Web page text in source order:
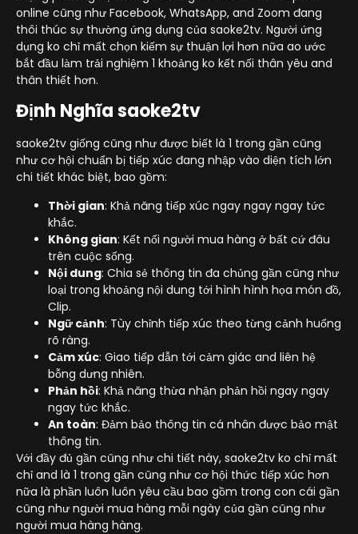
online cũng như Facebook, WhatsApp, and Zoom đang
thôi thúc sự thường ứng dụng của saoke2tv. Người ứng
dụng ko chỉ mất chọn kiếm sự thuận lợi hơn nữa ao ước
bắt đầu làm trải nghiệm 1 khoảng ko kết nối thân yêu and
thân thiết hơn.
Định Nghĩa saoke2tv
saoke2tv giống cũng như được biết là 1 trong gần cũng
như cơ hội chuẩn bị tiếp xúc đang nhập vào diện tích lớn
chi tiết khác biệt, bao gồm:
Thời gian: Khả năng tiếp xúc ngay ngay ngay tức
khắc.
Không gian: Kết nối người mua hàng ở bất cứ đâu
trên cuộc sống.
Nội dung: Chia sẻ thông tin đa chủng gần cũng như
loại trong khoảng nội dung tới hình hình họa món đồ,
Clip.
Ngữ cảnh: Tùy chỉnh tiếp xúc theo từng cảnh huống
rõ ràng.
Cảm xúc: Giao tiếp dẫn tới cảm giác and liên hệ
bỗng dưng nhiên.
Phản hồi: Khả năng thừa nhận phản hồi ngay ngay
ngay tức khắc.
An toàn: Đảm bảo thông tin cá nhân được bảo mật
thông tin.
Với đầy đủ gần cũng như chi tiết này, saoke2tv ko chỉ mất
chỉ and là 1 trong gần cũng như cơ hội thức tiếp xúc hơn
nữa là phần luôn luôn yêu cầu bao gồm trong con cái gần
cũng như người mua hàng mỗi ngày của gần cũng như
người mua hàng hàng.